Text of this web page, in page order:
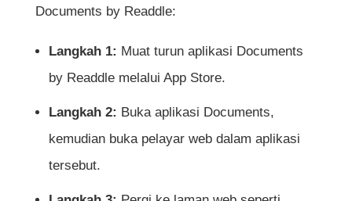
Documents by Readdle:
Langkah 1: Muat turun aplikasi Documents
by Readdle melalui App Store.
Langkah 2: Buka aplikasi Documents,
kemudian buka pelayar web dalam aplikasi
tersebut.